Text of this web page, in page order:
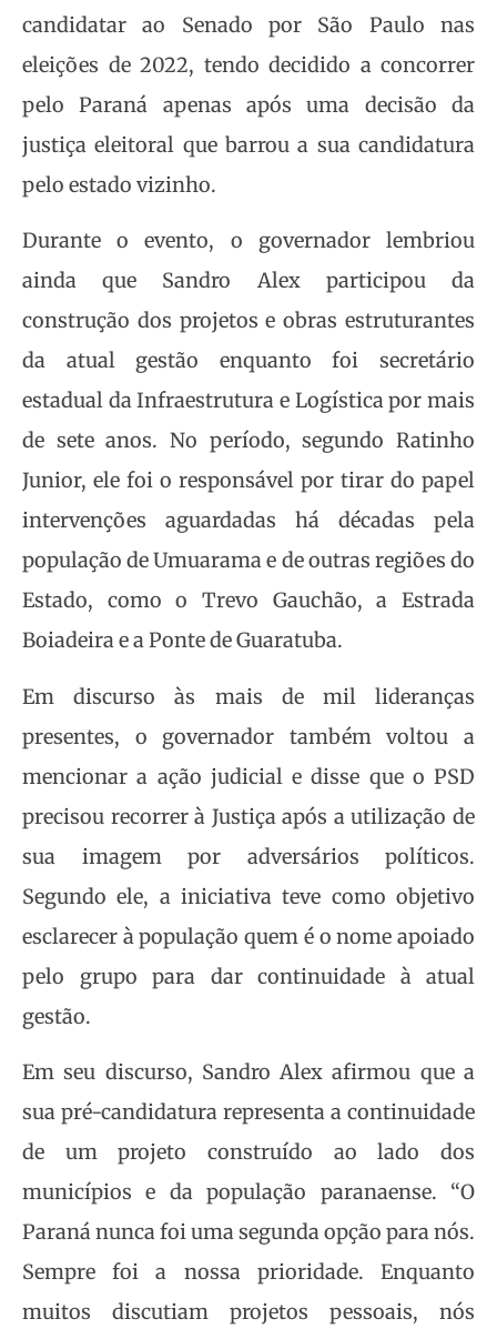
candidatar ao Senado por São Paulo nas
eleições de 2022, tendo decidido a concorrer
pelo Paraná apenas após uma decisão da
justiça eleitoral que barrou a sua candidatura
pelo estado vizinho.
Durante o evento, o governador lembriou
ainda que Sandro Alex participou da
construção dos projetos e obras estruturantes
da atual gestão enquanto foi secretário
estadual da Infraestrutura e Logística por mais
de sete anos. No período, segundo Ratinho
Junior, ele foi o responsável por tirar do papel
intervenções aguardadas há décadas pela
população de Umuarama e de outras regiões do
Estado, como o Trevo Gauchão, a Estrada
Boiadeira e a Ponte de Guaratuba.
Em discurso às mais de mil lideranças
presentes, o governador também voltou a
mencionar a ação judicial e disse que o PSD
precisou recorrer à Justiça após a utilização de
sua imagem por adversários políticos.
Segundo ele, a iniciativa teve como objetivo
esclarecer à população quem é o nome apoiado
pelo grupo para dar continuidade à atual
gestão.
Em seu discurso, Sandro Alex afirmou que a
sua pré-candidatura representa a continuidade
de um projeto construído ao lado dos
municípios e da população paranaense. “O
Paraná nunca foi uma segunda opção para nós.
Sempre foi a nossa prioridade. Enquanto
muitos discutiam projetos pessoais, nós